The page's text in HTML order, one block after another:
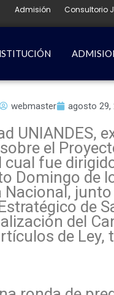
Admisión Consultorio
webmaster agosto 29,
el
fue
Domingo de
Nacional,
de
del
de